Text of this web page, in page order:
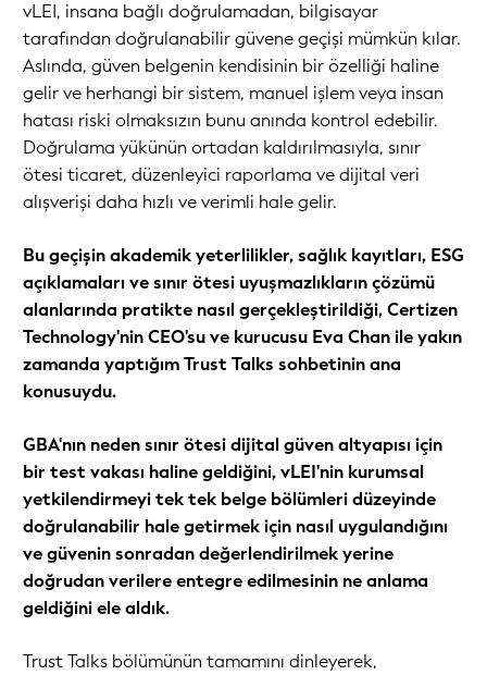
vLEI, insana bağlı doğrulamadan, bilgisayar
tarafından doğrulanabilir güvene geçişi mümkün kılar.
Aslında, güven belgenin kendisinin bir özelliği haline
gelir ve herhangi bir sistem, manuel işlem veya insan
hatası riski olmaksızın bunu anında kontrol edebilir.
Doğrulama yükünün ortadan kaldırılmasıyla, sınır
ötesi ticaret, düzenleyici raporlama ve dijital veri
alışverişi daha hızlı ve verimli hale gelir.
Bu geçişin akademik yeterlilikler, sağlık kayıtları, ESG
açıklamaları ve sınır ötesi uyuşmazlıkların çözümü
alanlarında pratikte nasıl gerçekleştirildiği, Certizen
Technology'nin CEO'su ve kurucusu Eva Chan ile yakın
zamanda yaptığım Trust Talks sohbetinin ana
konusuydu.
GBA'nın neden sınır ötesi dijital güven altyapısı için
bir test vakası haline geldiğini, vLEI'nin kurumsal
yetkilendirmeyi tek tek belge bölümleri düzeyinde
doğrulanabilir hale getirmek için nasıl uygulandığını
ve güvenin sonradan değerlendirilmek yerine
doğrudan verilere entegre edilmesinin ne anlama
geldiğini ele aldık.
Trust Talks bölümünün tamamını dinleyerek,